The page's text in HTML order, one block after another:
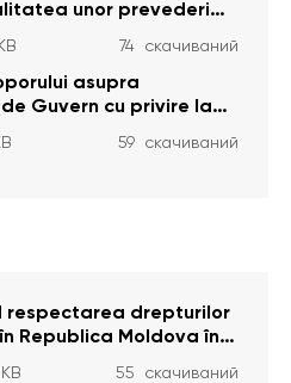
unor prevederi
în organizațiile de
condamnate
a unor infracțiuni
de Curtea
74 скачиваний
asupra
Guvern cu privire la
de lege privind
59 скачиваний
respectarea drepturilor
Republica Moldova în
55 скачиваний